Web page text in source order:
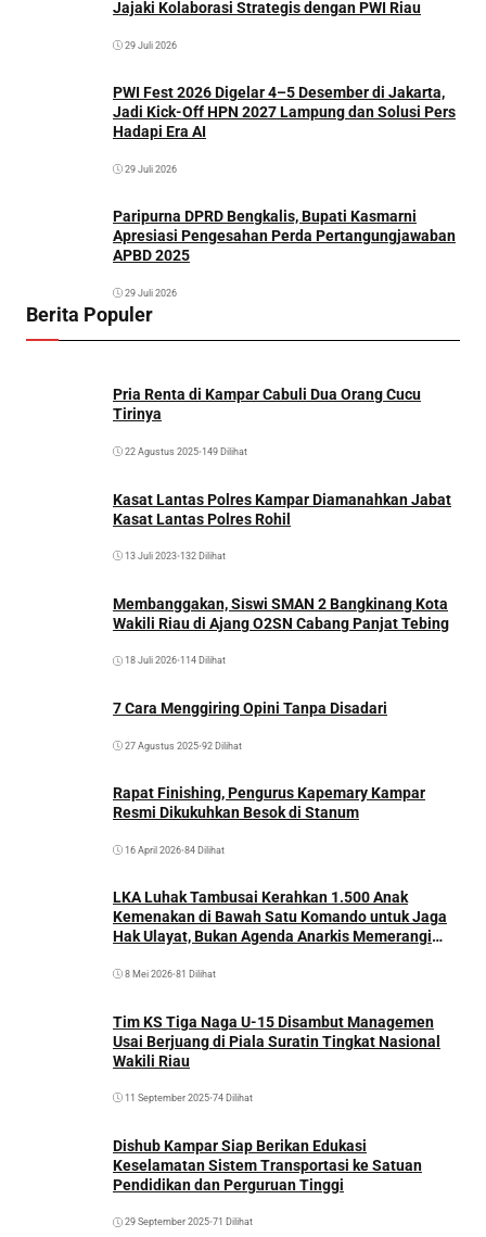
Jajaki Kolaborasi Strategis dengan PWI Riau
29 Juli 2026
PWI Fest 2026 Digelar 4–5 Desember di Jakarta,
Jadi Kick-Off HPN 2027 Lampung dan Solusi Pers
Hadapi Era AI
29 Juli 2026
Paripurna DPRD Bengkalis, Bupati Kasmarni
Apresiasi Pengesahan Perda Pertangungjawaban
APBD 2025
29 Juli 2026
Berita Populer
Pria Renta di Kampar Cabuli Dua Orang Cucu
Tirinya
22 Agustus 2025•149 Dilihat
Kasat Lantas Polres Kampar Diamanahkan Jabat
Kasat Lantas Polres Rohil
13 Juli 2023•132 Dilihat
Membanggakan, Siswi SMAN 2 Bangkinang Kota
Wakili Riau di Ajang O2SN Cabang Panjat Tebing
18 Juli 2026•114 Dilihat
7 Cara Menggiring Opini Tanpa Disadari
27 Agustus 2025•92 Dilihat
Rapat Finishing, Pengurus Kapemary Kampar
Resmi Dikukuhkan Besok di Stanum
16 April 2026•84 Dilihat
LKA Luhak Tambusai Kerahkan 1.500 Anak
Kemenakan di Bawah Satu Komando untuk Jaga
Hak Ulayat, Bukan Agenda Anarkis Memerangi
8 Mei 2026•81 Dilihat
Tim KS Tiga Naga U-15 Disambut Managemen
Usai Berjuang di Piala Suratin Tingkat Nasional
Wakili Riau
11 September 2025•74 Dilihat
Dishub Kampar Siap Berikan Edukasi
Keselamatan Sistem Transportasi ke Satuan
Pendidikan dan Perguruan Tinggi
29 September 2025•71 Dilihat